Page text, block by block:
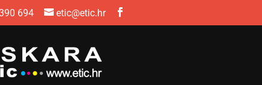
694 etic@etic.hr